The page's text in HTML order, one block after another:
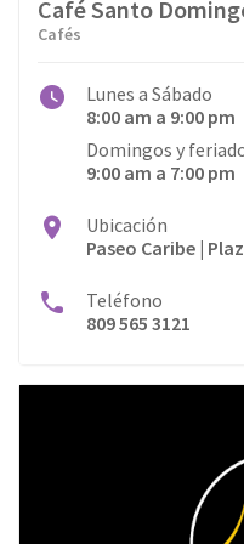
Salud
Servicios Médicos
Telefonía
Vestimenta
Café Santo
Cafés
Lunes a Sábado
8:00 am a 9:00 pm
Domingos y
9:00 am a 7:00 pm
Ubicación
Paseo Caribe |
Teléfono
809 565 3121